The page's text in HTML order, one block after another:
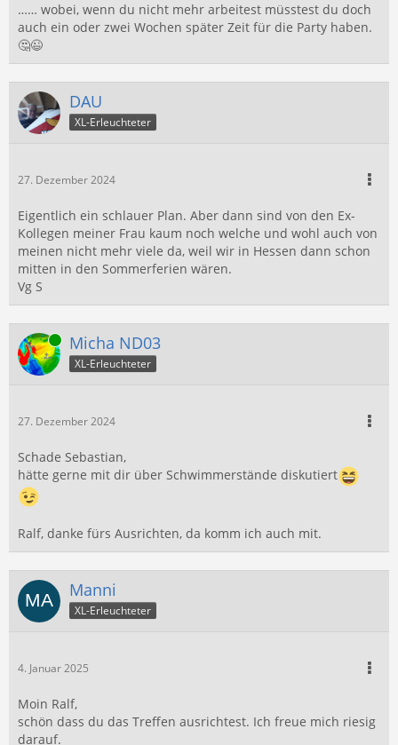
…… wobei, wenn du nicht mehr arbeitest müsstest du doch
auch ein oder zwei Wochen später Zeit für die Party haben.
🤔😉
DAU
XL-Erleuchteter
27. Dezember 2024
Eigentlich ein schlauer Plan. Aber dann sind von den Ex-
Kollegen meiner Frau kaum noch welche und wohl auch von
meinen nicht mehr viele da, weil wir in Hessen dann schon
mitten in den Sommerferien wären.
Vg S
Online Micha ND03
XL-Erleuchteter
27. Dezember 2024
Schade Sebastian,
hätte gerne mit dir über Schwimmerstände diskutiert
Ralf, danke fürs Ausrichten, da komm ich auch mit.
Manni
XL-Erleuchteter
4. Januar 2025
Moin Ralf,
schön dass du das Treffen ausrichtest. Ich freue mich riesig
darauf.